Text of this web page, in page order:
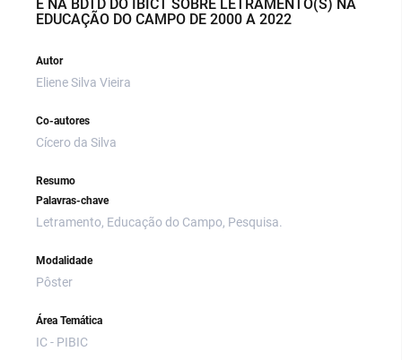
E NA BDTD DO IBICT SOBRE LETRAMENTO(S) NA
EDUCAÇÃO DO CAMPO DE 2000 A 2022
Autor
Eliene Silva Vieira
Co-autores
Cícero da Silva
Resumo
Palavras-chave
Letramento, Educação do Campo, Pesquisa.
Modalidade
Pôster
Área Temática
IC - PIBIC